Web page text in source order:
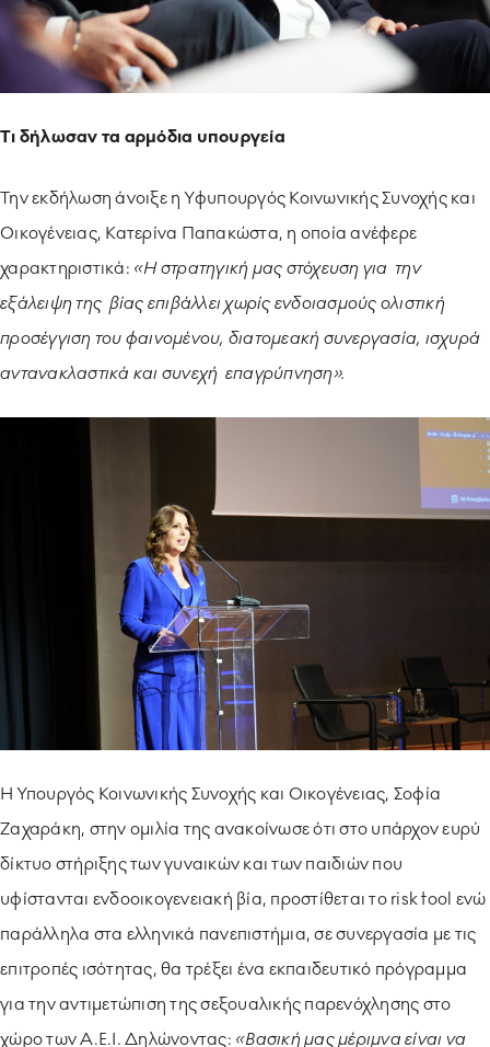
Tι δήλωσαν τα αρμόδια υπουργεία
Την εκδήλωση άνοιξε η Υφυπουργός Κοινωνικής Συνοχής και
Οικογένειας, Κατερίνα Παπακώστα, η οποία ανέφερε
χαρακτηριστικά: «Η στρατηγική μας στόχευση για την
εξάλειψη της βίας επιβάλλει χωρίς ενδοιασμούς ολιστική
προσέγγιση του φαινομένου, διατομεακή συνεργασία, ισχυρά
αντανακλαστικά και συνεχή επαγρύπνηση».
Η Υπουργός Κοινωνικής Συνοχής και Οικογένειας, Σοφία
Ζαχαράκη, στην ομιλία της ανακοίνωσε ότι στο υπάρχον ευρύ
δίκτυο στήριξης των γυναικών και των παιδιών που
υφίστανται ενδοοικογενειακή βία, προστίθεται το risk tool ενώ
παράλληλα στα ελληνικά πανεπιστήμια, σε συνεργασία με τις
επιτροπές ισότητας, θα τρέξει ένα εκπαιδευτικό πρόγραμμα
για την αντιμετώπιση της σεξουαλικής παρενόχλησης στο
χώρο των Α.Ε.Ι. Δηλώνοντας: «Βασική μας μέριμνα είναι να